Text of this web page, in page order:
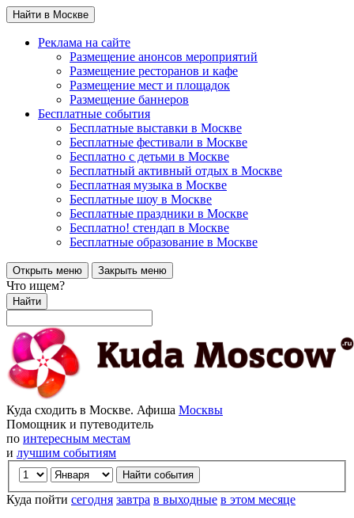
Найти в Москве
Реклама на сайте
Размещение анонсов мероприятий
Размещение ресторанов и кафе
Размещение мест и площадок
Размещение баннеров
Бесплатные события
Бесплатные выставки в Москве
Бесплатные фестивали в Москве
Бесплатно с детьми в Москве
Бесплатный активный отдых в Москве
Бесплатная музыка в Москве
Бесплатные шоу в Москве
Бесплатные праздники в Москве
Бесплатно! стендап в Москве
Бесплатные образование в Москве
Открыть меню Закрыть меню
Что ищем?
Найти
Куда сходить в Москве. Афиша Москвы
Помощник и путеводитель
по интересным местам
и лучшим событиям
Куда пойти сегодня завтра в выходные в этом месяце